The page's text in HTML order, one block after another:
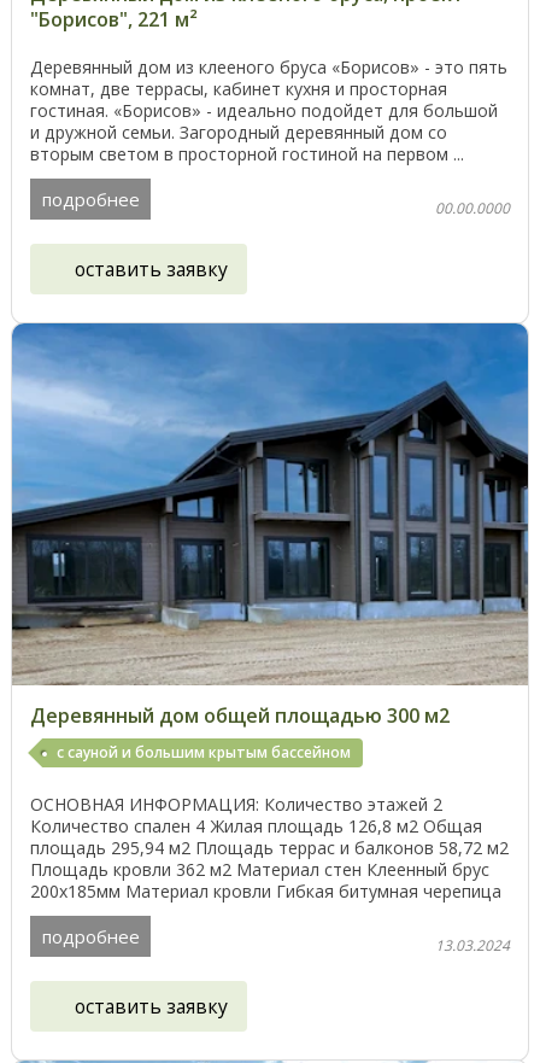
"Борисов", 221 м²
Деревянный дом из клееного бруса «Борисов» - это пять
комнат, две террасы, кабинет кухня и просторная
гостиная. «Борисов» - идеально подойдет для большой
и дружной семьи. Загородный деревянный дом со
вторым светом в просторной гостиной на первом ...
подробнее 00.00.0000
оставить заявку
Деревянный дом общей площадью 300 м2
с сауной и большим крытым бассейном
ОСНОВНАЯ ИНФОРМАЦИЯ: Количество этажей 2
Количество спален 4 Жилая площадь 126,8 м2 Общая
площадь 295,94 м2 Площадь террас и балконов 58,72 м2
Площадь кровли 362 м2 Материал стен Клеенный брус
200х185мм Материал кровли Гибкая битумная черепица
Окна: ...
подробнее 13.03.2024
оставить заявку